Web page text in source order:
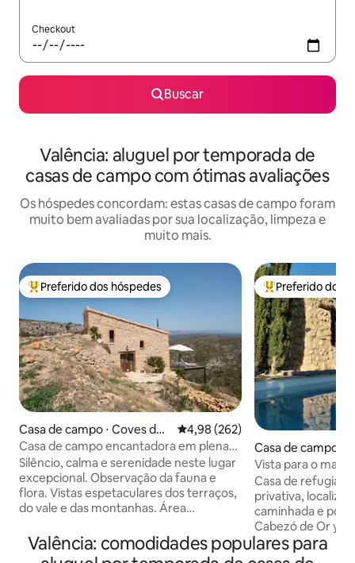
Checkout
Buscar
Valência: aluguel por temporada de
casas de campo com ótimas avaliações
Os hóspedes concordam: estas casas de campo foram
muito bem avaliadas por sua localização, limpeza e
muito mais.
Entre os melhores preferidos dos hóspedes
Preferido dos hóspedes
Casa de campo ⋅ Coves de
Vinromà
4,98 de uma avaliação média de
4,98 (262)
Casa de campo encantadora em plena
natureza Pura Vida
Silêncio, calma e serenidade neste lugar
excepcional. Observação da fauna e
flora. Vistas espetaculares dos terraços,
do vale e das montanhas. Área
Respire fundo! Há uma pequena piscina
a 400 metros da sua casa e ela é
Entre os
Preferido dos
Casa de campo ⋅
d'Or
Vista para o mar
piscina privativa
Casa de
privativa,
caminhada e
Cabezó de Or y
Você pode desfrutar da
natureza plena e
Valência: comodidades populares para